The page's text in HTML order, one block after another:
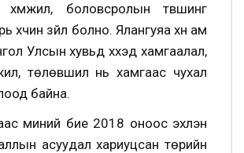
хүмүүжил, боловсролын түвшинг
хүчин зүйл болно. Ялангуяа хүн ам
Улсын хувьд хүүхэд хамгаалал,
төлөвшил нь хамгаас чухал
байна.
миний бие 2018 оноос эхлэн
асуудал хариуцсан төрийн